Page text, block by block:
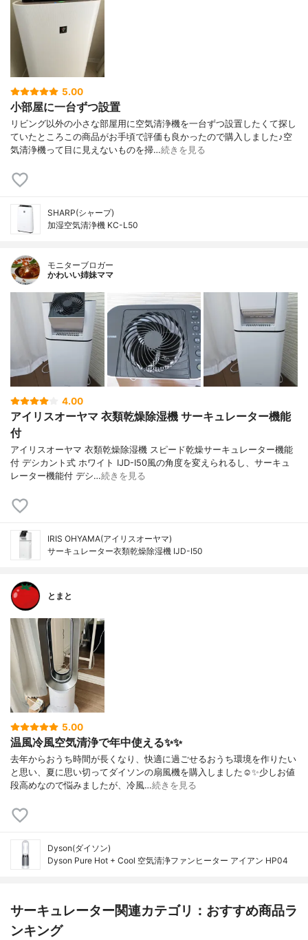
5.00
小部屋に一台ずつ設置
リビング以外の小さな部屋用に空気清浄機を一台ずつ設置したくて探し
ていたところこの商品がお手頃で評価も良かったので購入しました♪空
気清浄機って目に見えないものを掃…続きを見る
SHARP(シャープ)
加湿空気清浄機 KC-L50
モニターブロガー
かわいい姉妹ママ
4.00
アイリスオーヤマ 衣類乾燥除湿機 サーキュレーター機能
付
アイリスオーヤマ 衣類乾燥除湿機 スピード乾燥サーキュレーター機能
付 デシカント式 ホワイト IJD-I50風の角度を変えられるし、サーキュ
レーター機能付 デシ…続きを見る
IRIS OHYAMA(アイリスオーヤマ)
サーキュレーター衣類乾燥除湿機 IJD-I50
とまと
5.00
温風冷風空気清浄で年中使える✨✨
去年からおうち時間が長くなり、快適に過ごせるおうち環境を作りたい
と思い、夏に思い切ってダイソンの扇風機を購入しました☺️✨少しお値
段高めなので悩みましたが、冷風…続きを見る
Dyson(ダイソン)
Dyson Pure Hot + Cool 空気清浄ファンヒーター アイアン HP04
サーキュレーター関連カテゴリ：おすすめ商品ラ
ンキング